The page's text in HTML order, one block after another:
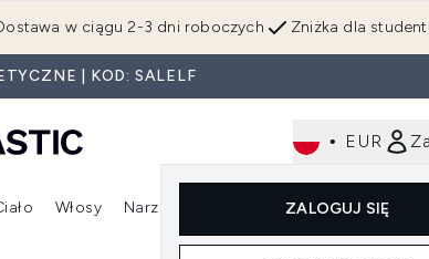
treści
Zniżka dla
w ciągu 2-3 dni roboczych
| KOD: SALELF
• EUR
ZALOGUJ SIĘ
(Pielęgnacja twarzy)
Wejdź do podmenu (Nowości)Wejdź do podmenu (Makijaż)
Włosy
Wejdź do podmenu (Włosy)
Narzędzia
Wejdź do podmenu
Dla mężczyzn